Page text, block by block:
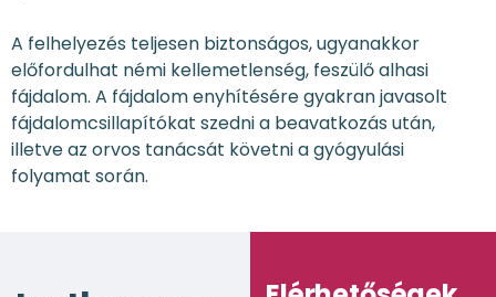
A felhelyezés teljesen biztonságos, ugyanakkor
előfordulhat némi kellemetlenség, feszülő alhasi
fájdalom. A fájdalom enyhítésére gyakran javasolt
fájdalomcsillapítókat szedni a beavatkozás után,
illetve az orvos tanácsát követni a gyógyulási
folyamat során.